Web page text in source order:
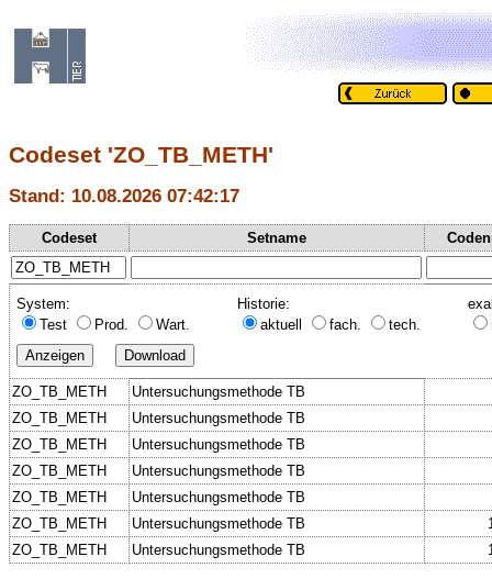
Codeset 'ZO_TB_METH'
Stand: 10.08.2026 07:42:17
Codeset Setname
System:
Test
Prod. Wart.
Historie:
aktuell
fach. tech.
ZO_TB_METH
Untersuchungsmethode TB
ZO_TB_METH
Untersuchungsmethode TB
ZO_TB_METH
Untersuchungsmethode TB
ZO_TB_METH
Untersuchungsmethode TB
ZO_TB_METH
Untersuchungsmethode TB
ZO_TB_METH
Untersuchungsmethode TB
ZO_TB_METH
Untersuchungsmethode TB